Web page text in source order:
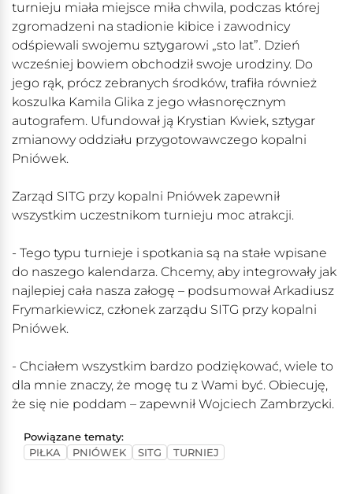
turnieju miała miejsce miła chwila, podczas której
zgromadzeni na stadionie kibice i zawodnicy
odśpiewali swojemu sztygarowi „sto lat”. Dzień
wcześniej bowiem obchodził swoje urodziny. Do
jego rąk, prócz zebranych środków, trafiła również
koszulka Kamila Glika z jego własnoręcznym
autografem. Ufundował ją Krystian Kwiek, sztygar
zmianowy oddziału przygotowawczego kopalni
Pniówek.
Zarząd SITG przy kopalni Pniówek zapewnił
wszystkim uczestnikom turnieju moc atrakcji.
- Tego typu turnieje i spotkania są na stałe wpisane
do naszego kalendarza. Chcemy, aby integrowały jak
najlepiej cała nasza załogę – podsumował Arkadiusz
Frymarkiewicz, członek zarządu SITG przy kopalni
Pniówek.
- Chciałem wszystkim bardzo podziękować, wiele to
dla mnie znaczy, że mogę tu z Wami być. Obiecuję,
że się nie poddam – zapewnił Wojciech Zambrzycki.
Powiązane tematy:
PIŁKA
PNIÓWEK SITG TURNIEJ